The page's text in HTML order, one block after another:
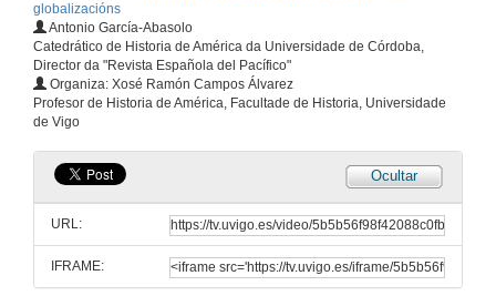
globalizacións
Antonio García-Abasolo
Catedrático de Historia de América da Universidade de Córdoba,
Director da "Revista Española del Pacífico"
Organiza: Xosé Ramón Campos Álvarez
Profesor de Historia de América, Facultade de Historia, Universidade
de Vigo
Ocultar
URL:
IFRAME:
15 de nov. de 2007